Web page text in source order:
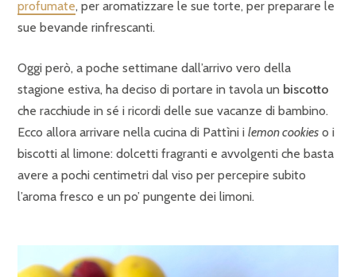
profumate, per aromatizzare le sue torte, per preparare le
sue bevande rinfrescanti.
Oggi però, a poche settimane dall’arrivo vero della
stagione estiva, ha deciso di portare in tavola un biscotto
che racchiude in sé i ricordi delle sue vacanze di bambino.
Ecco allora arrivare nella cucina di Pattìni i lemon cookies o i
biscotti al limone: dolcetti fragranti e avvolgenti che basta
avere a pochi centimetri dal viso per percepire subito
l’aroma fresco e un po’ pungente dei limoni.